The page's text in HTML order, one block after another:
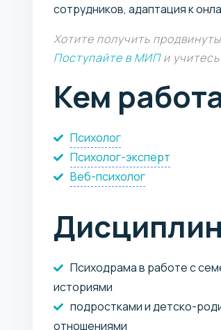
сотрудников, адаптация к
Хотите получить
Поступайте в МИПи
Кем
Психолог
Психолог-эксперт
Веб-психолог
Психодрама в работе с
историями
подростками и детско-
отношениями